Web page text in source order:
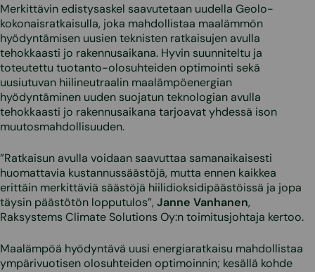
Merkittävin edistysaskel saavutetaan uudella Geolo-
kokonaisratkaisulla, joka mahdollistaa maalämmön
hyödyntämisen uusien teknisten ratkaisujen avulla
tehokkaasti jo rakennusaikana. Hyvin suunniteltu ja
toteutettu tuotanto-olosuhteiden optimointi sekä
uusiutuvan hiilineutraalin maalämpöenergian
hyödyntäminen uuden suojatun teknologian avulla
tehokkaasti jo rakennusaikana tarjoavat yhdessä ison
muutosmahdollisuuden.
”Ratkaisun avulla voidaan saavuttaa samanaikaisesti
huomattavia kustannussäästöjä, mutta ennen kaikkea
erittäin merkittäviä säästöjä hiilidioksidipäästöissä ja jopa
täysin päästötön lopputulos”,Janne Vanhanen,
Raksystems Climate Solutions Oy:n toimitusjohtaja kertoo.
Maalämpöä hyödyntävä uusi energiaratkaisu mahdollistaa
ympärivuotisen olosuhteiden optimoinnin; kesällä kohde